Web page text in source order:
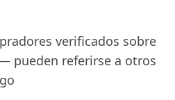
verificados sobre
pueden referirse a otros